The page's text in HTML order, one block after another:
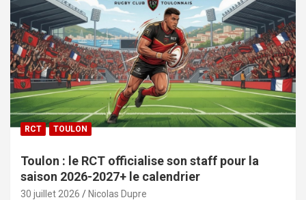
RCT TOULON
Toulon : le RCT officialise son staff pour la
saison 2026-2027+ le calendrier
30 juillet 2026 Nicolas Dupre